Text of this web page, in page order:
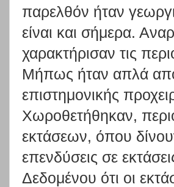
παρελθόν ήταν
είναι και σήμερα.
χαρακτήρισαν τις
Μήπως ήταν απλά από
επιστημονικής
Χωροθετήθηκαν,
εκτάσεων, όπου
επενδύσεις σε
Δεδομένου ότι οι